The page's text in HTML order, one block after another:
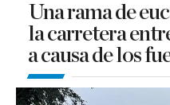
Una rama de
la carretera
a causa de los